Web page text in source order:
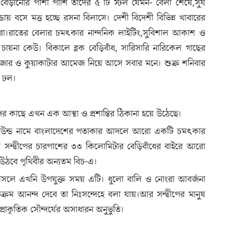
পাশা পাশি তাদের ৫ টি স্টল যেমন- বেলা শেষে,সুর্য
মত্ত হচ্ছে রসনা বিলাসে। দেশী বিদেশী বিভিন্ন খাবারের
বেলার চমৎকার নান্দনিক লাইটিং,সুবিশাল আকাশ ও
কেউ। বিকালে ব্লক বেড়িবাঁধ, সারিসারি নারিকেল গাছের
ও কুয়াকাটার আমেজ নিয়ে আসে সবার মনে। শুক্র শনিবার
ঢল।
কাছে এখন এক আস্থা ও প্রশান্তির ঠিকানা হয়ে উঠেছে।
নামে বাংলাদেশের পতাকার আদলে আরো একটি চমৎকার
চারপাশের ৩৩ কিলোমিটার বেড়িবাঁধের বাইরে আরাে
পৃথিবীর অন্যতম বিচ-এ।
আসলে এখনি উপযুক্ত সময় এটি। ধুলো বালি ও নোংরা আবর্জনা
আনন্দ দেবে তা নিঃসন্দেহে বলা যায়।আর সন্দ্বীপের মানুষ
সৌন্দর্যের অসাধারন অনুভুতি।